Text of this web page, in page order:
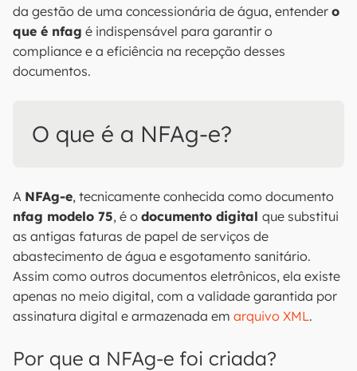
da gestão de uma concessionária de água, entender o
que é nfag é indispensável para garantir o
compliance e a eficiência na recepção desses
documentos.
O que é a NFAg-e?
A NFAg-e, tecnicamente conhecida como documento
nfag modelo 75, é o documento digital que substitui
as antigas faturas de papel de serviços de
abastecimento de água e esgotamento sanitário.
Assim como outros documentos eletrônicos, ela existe
apenas no meio digital, com a validade garantida por
assinatura digital e armazenada em arquivo XML.
Por que a NFAg-e foi criada?